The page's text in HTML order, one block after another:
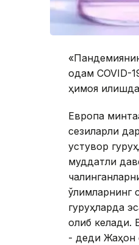
одам COVID-
ҳимоя
Европа
сезиларли
устувор
муддатли
ўлимларнинг
гуруҳларда
олиб келади.
- деди Жаҳон